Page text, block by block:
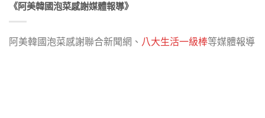
《阿美韓國泡菜感謝媒體報導》
阿美韓國泡菜感謝聯合新聞網、 八大生活一級棒等媒體報導